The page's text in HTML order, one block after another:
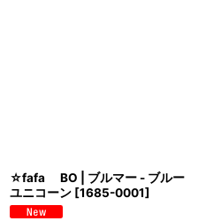
☆fafa BO | ブルマー - ブルー
ユニコーン [1685-0001]